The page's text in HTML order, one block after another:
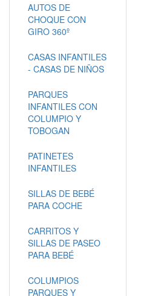
AUTOS DE
CHOQUE CON
GIRO 360º
CASAS INFANTILES
- CASAS DE NIÑOS
PARQUES
INFANTILES CON
COLUMPIO Y
TOBOGAN
PATINETES
INFANTILES
SILLAS DE BEBÉ
PARA COCHE
CARRITOS Y
SILLAS DE PASEO
PARA BEBÉ
COLUMPIOS
PARQUES Y